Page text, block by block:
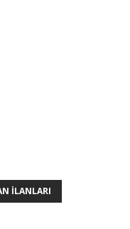
ILANLARI